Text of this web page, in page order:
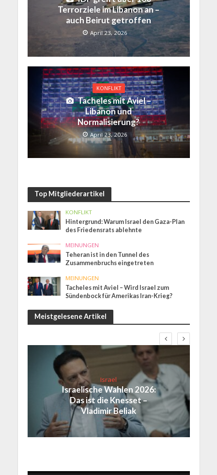
Terrorziele im Libanon an –
auch Beirut getroffen
April 23, 2026
KONFLIKT
Tacheles mit Aviel –
Libanon und
Normalisierung?
April 23, 2026
Top Mitgliederartikel
KONFLIKT
Hintergrund: Warum Israel den Gaza-Plan
des Friedensrats ablehnte
MEINUNGEN
Teheran ist in den Tunnel des
Zusammenbruchs eingetreten
MEINUNGEN
Tacheles mit Aviel – Wird Israel zum
Sündenbock für Amerikas Iran-Krieg?
Meistgelesene Artikel
Israel
Israelische Wahlen 2026:
Das ist die Knesset –
Vladimir Beliak